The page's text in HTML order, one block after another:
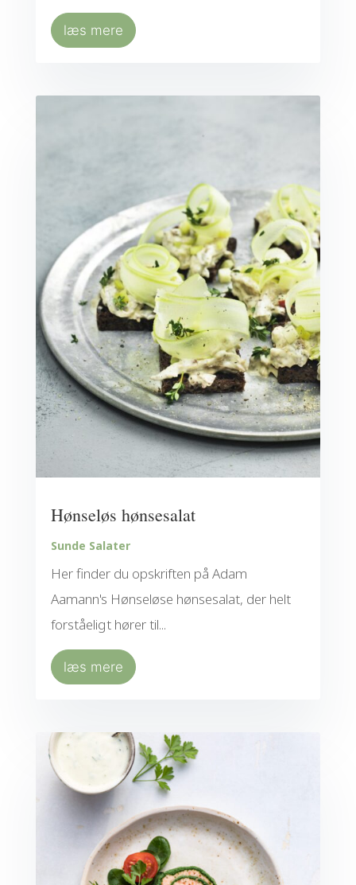
læs mere
Hønseløs hønsesalat
Sunde Salater
Her finder du opskriften på Adam
Aamann's Hønseløse hønsesalat, der helt
forståeligt hører til...
læs mere